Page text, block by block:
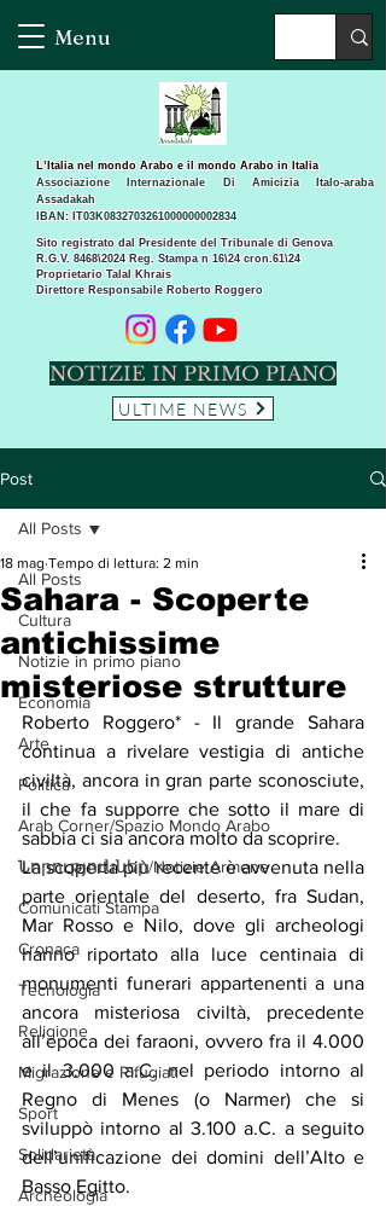
Menu
Sito registrato dal Presidente del Tribunale di Genova
R.G.V. 8468\2024 Reg. Stampa n 16\24 cron.61\24 ​
Proprietario Talal Khrais
Direttore Responsabile Roberto Roggero
L’Italia nel mondo Arabo e il mondo Arabo in Italia
Associazione Internazionale Di Amicizia Italo-araba
Assadakah
IBAN: IT03K0832703261000000002834
NOTIZIE IN PRIMO PIANO
ULTIME NEWS
Post
All Posts
Cultura
Notizie in primo piano
Economia
Arte
Politica
Arab Corner/Spazio Mondo Arabo
Նորություններ/Notizie Armene
Comunicati Stampa
Cronaca
Tecnologia
Religione
Migrazione e Rifugiati
Sport
Solidarietà
Archeologia
All Posts
Sahara - Scoperte
antichissime
misteriose strutture
18 mag Tempo di lettura: 2 min
Roberto Roggero* - Il grande Sahara
continua a rivelare vestigia di antiche
civiltà, ancora in gran parte sconosciute,
il che fa supporre che sotto il mare di
sabbia ci sia ancora molto da scoprire.
La scoperta più recente è avvenuta nella
parte orientale del deserto, fra Sudan,
Mar Rosso e Nilo, dove gli archeologi
hanno riportato alla luce centinaia di
monumenti funerari appartenenti a una
ancora misteriosa civiltà, precedente
all’epoca dei faraoni, ovvero fra il 4.000
e il 3.000 a.C. nel periodo intorno al
Regno di Menes (o Narmer) che si
sviluppò intorno al 3.100 a.C. a seguito
dell’unificazione dei domini dell’Alto e
Basso Egitto.